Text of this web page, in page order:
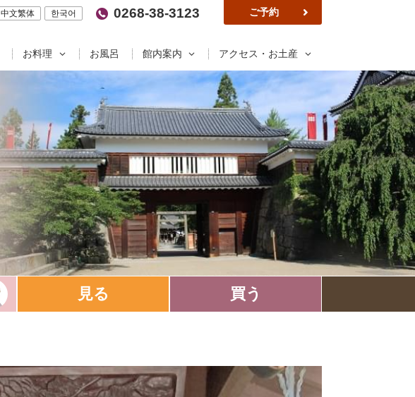
ご予約
0268-38-3123
中文繁体 한국어
お料理 お風呂 館内案内 アクセス・お土産
見る 買う